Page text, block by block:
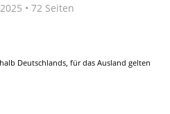
• 72 Seiten
Deutschlands, für das Ausland gelten